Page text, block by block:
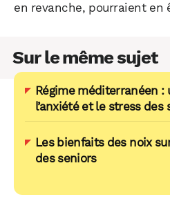
en revanche, pourraient en
Sur le même sujet
Régime méditerranéen :
l’anxiété et le stress des
Les bienfaits des noix
des seniors